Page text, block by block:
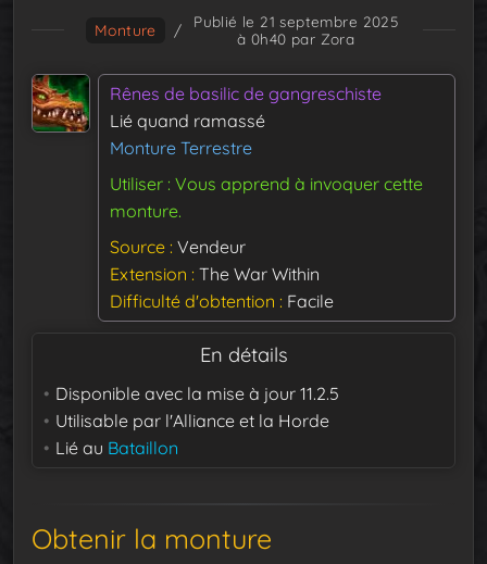
Monture /
Publié le 21 septembre 2025
à 0h40 par Zora
Rênes de basilic de gangreschiste
Lié quand ramassé
Monture Terrestre
Utiliser : Vous apprend à invoquer cette
monture.
Source Vendeur
Extension The War Within
Difficulté d'obtention
Facile
En détails
Disponible avec la mise à jour 11.2.5
Utilisable par l'Alliance et la Horde
Lié au Bataillon
Obtenir la monture